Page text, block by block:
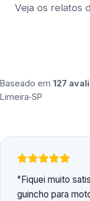
Veja os relatos
Baseado em 127
Limeira‑SP
Fiquei muito
guincho para